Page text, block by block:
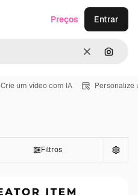
Limpar
Preços Entrar
Crie um vídeo com IA Personalize
Filtros